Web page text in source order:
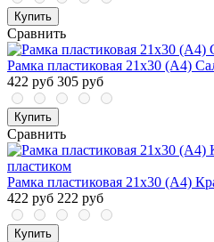
Купить
Сравнить
Рамка пластиковая 21x30 (A4)
422 руб 305 руб
Купить
Сравнить
Рамка пластиковая 21x30 (A4)
422 руб 222 руб
Купить